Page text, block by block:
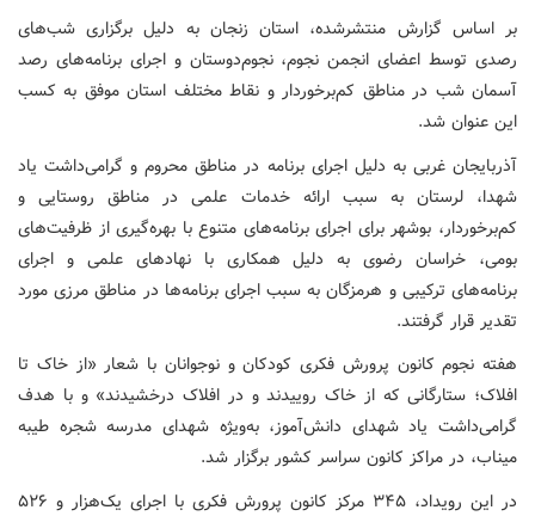
بر اساس گزارش منتشرشده، استان زنجان به دلیل برگزاری شب‌های
رصدی توسط اعضای انجمن نجوم، نجوم‌دوستان و اجرای برنامه‌های رصد
آسمان شب در مناطق کم‌برخوردار و نقاط مختلف استان موفق به کسب
این عنوان شد.
آذربایجان غربی به دلیل اجرای برنامه در مناطق محروم و گرامی‌داشت یاد
شهدا، لرستان به سبب ارائه خدمات علمی در مناطق روستایی و
کم‌برخوردار، بوشهر برای اجرای برنامه‌های متنوع با بهره‌گیری از ظرفیت‌های
بومی، خراسان رضوی به دلیل همکاری با نهادهای علمی و اجرای
برنامه‌های ترکیبی و هرمزگان به سبب اجرای برنامه‌ها در مناطق مرزی مورد
تقدیر قرار گرفتند.
هفته نجوم کانون پرورش فکری کودکان و نوجوانان با شعار «از خاک تا
افلاک؛ ستارگانی که از خاک روییدند و در افلاک درخشیدند» و با هدف
گرامی‌داشت یاد شهدای دانش‌آموز، به‌ویژه شهدای مدرسه شجره طیبه
میناب، در مراکز کانون سراسر کشور برگزار شد.
در این رویداد، ۳۴۵ مرکز کانون پرورش فکری با اجرای یک‌هزار و ۵۲۶